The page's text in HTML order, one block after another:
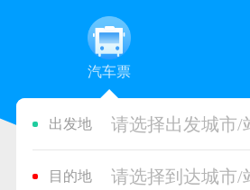
汽车票
出发地 请选择出发城市/
目的地 请选择到达城市/